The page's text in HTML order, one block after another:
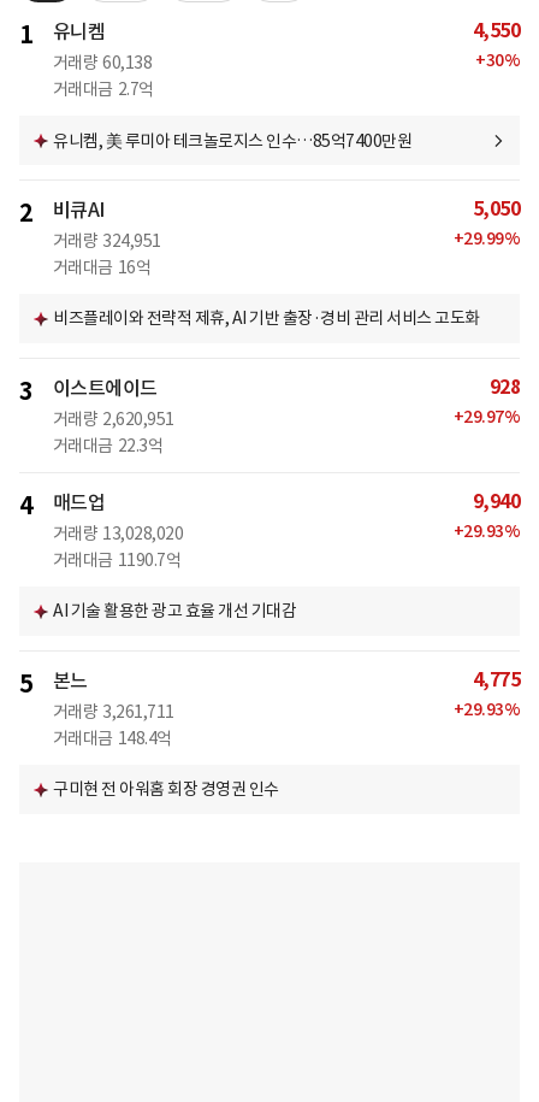
1 유니켐
거래량 60,138
거래대금 2.7억
4,550
+30%
유니켐, 美 루미아 테크놀로지스 인수…85억7400만원
2 비큐AI
거래량 324,951
거래대금 16억
5,050
+29.99%
비즈플레이와 전략적 제휴, AI 기반 출장·경비 관리 서비스 고도화
3 이스트에이드
거래량 2,620,951
거래대금 22.3억
928
+29.97%
4 매드업
거래량 13,028,020
거래대금 1190.7억
9,940
+29.93%
AI 기술 활용한 광고 효율 개선 기대감
5 본느
거래량 3,261,711
거래대금 148.4억
4,775
+29.93%
구미현 전 아워홈 회장 경영권 인수